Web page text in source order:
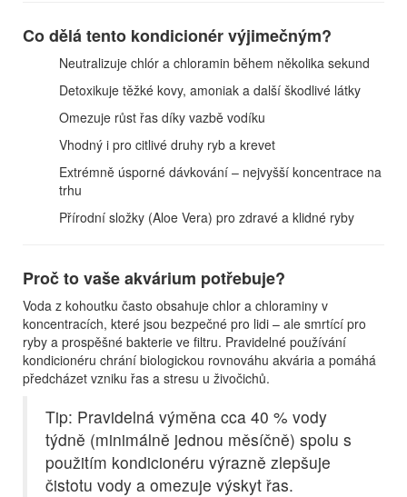
Co dělá tento kondicionér výjimečným?
Neutralizuje chlór a chloramin během několika sekund
Detoxikuje těžké kovy, amoniak a další škodlivé látky
Omezuje růst řas díky vazbě vodíku
Vhodný i pro citlivé druhy ryb a krevet
Extrémně úsporné dávkování – nejvyšší koncentrace na
trhu
Přírodní složky (Aloe Vera) pro zdravé a klidné ryby
Proč to vaše akvárium potřebuje?
Voda z kohoutku často obsahuje chlor a chloraminy v
koncentracích, které jsou bezpečné pro lidi – ale smrtící pro
ryby a prospěšné bakterie ve filtru. Pravidelné používání
kondicionéru chrání biologickou rovnováhu akvária a pomáhá
předcházet vzniku řas a stresu u živočichů.
Tip: Pravidelná výměna cca 40 % vody
týdně (minimálně jednou měsíčně) spolu s
použitím kondicionéru výrazně zlepšuje
čistotu vody a omezuje výskyt řas.